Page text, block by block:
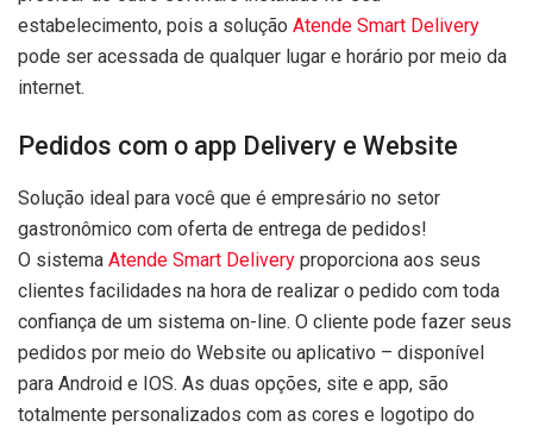
estabelecimento, pois a solução Atende Smart Delivery
pode ser acessada de qualquer lugar e horário por meio da
internet.
Pedidos com o app Delivery e Website
Solução ideal para você que é empresário no setor
gastronômico com oferta de entrega de pedidos!
O sistema Atende Smart Delivery proporciona aos seus
clientes facilidades na hora de realizar o pedido com toda
confiança de um sistema on-line. O cliente pode fazer seus
pedidos por meio do Website ou aplicativo – disponível
para Android e IOS. As duas opções, site e app, são
totalmente personalizados com as cores e logotipo do